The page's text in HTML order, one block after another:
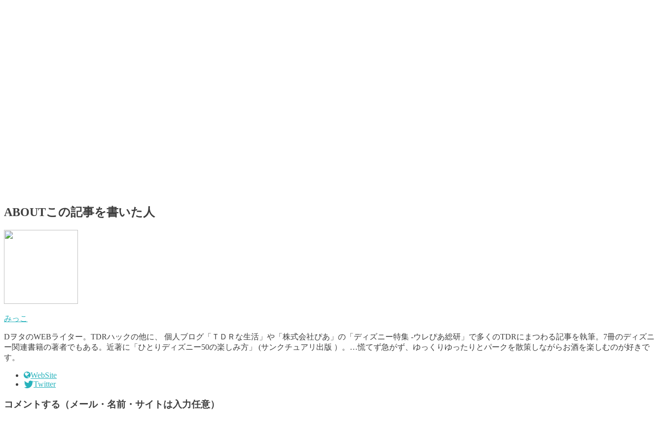
ABOUTこの記事を書いた人
みっこ
DヲタのWEBライター。TDRハックの他に、 個人ブログ「ＴＤＲな生活」や「株式会社ぴあ」の「ディズニー特集 -ウレぴあ総研」で多くのTDRにまつわる記事を執筆。7冊のディズニ
ー関連書籍の著者でもある。近著に「ひとりディズニー50の楽しみ方」 (サンクチュアリ出版 ）。…慌てず急がず、ゆっくりゆったりとパークを散策しながらお酒を楽しむのが好きで
す。
WebSite
Twitter
コメントする（メール・名前・サイトは入力任意）